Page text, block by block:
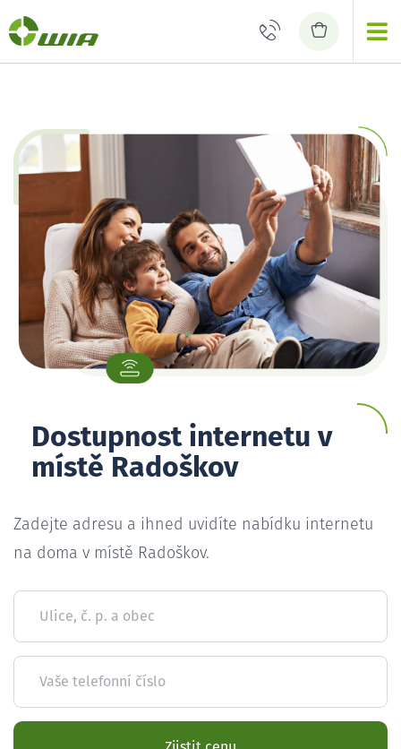
Dostupnost internetu v
místě Radoškov
Zadejte adresu a ihned uvidíte nabídku internetu
na doma v místě Radoškov.
Ulice, č. p. a obec
Vaše telefonní číslo